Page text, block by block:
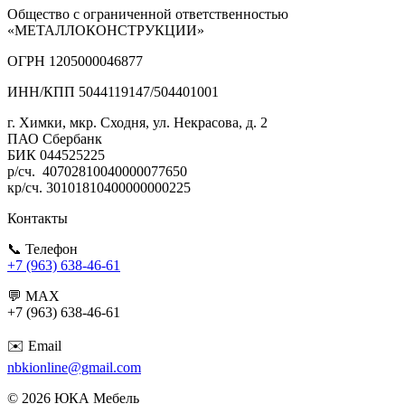
Общество с ограниченной ответственностью
«МЕТАЛЛОКОНСТРУКЦИИ»
ОГРН 1205000046877
ИНН/КПП 5044119147/504401001
г. Химки, мкр. Сходня, ул. Некрасова, д. 2
ПАО Сбербанк
БИК 044525225
р/сч. 40702810040000077650
кр/сч. 30101810400000000225
Контакты
📞 Телефон
+7 (963) 638-46-61
💬 MAX
+7 (963) 638-46-61
✉️ Email
nbkionline@gmail.com
© 2026 ЮКА Мебель